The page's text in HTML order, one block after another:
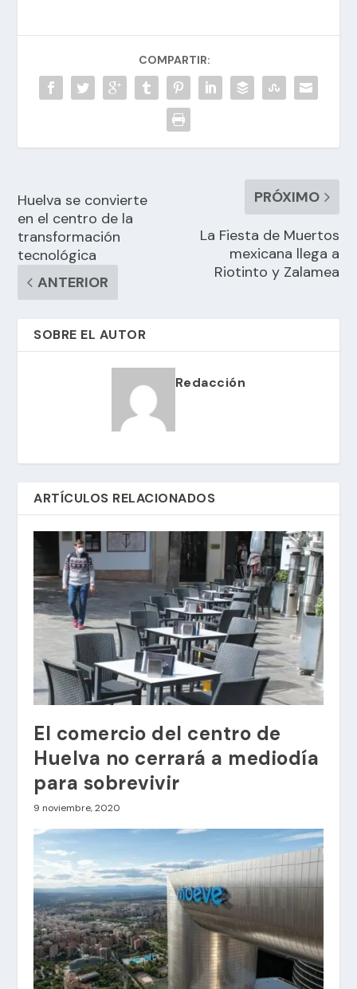
COMPARTIR:
Huelva se convierte
en el centro de la
transformación
tecnológica
ANTERIOR
PRÓXIMO
La Fiesta de Muertos
mexicana llega a
Riotinto y Zalamea
SOBRE EL AUTOR
Redacción
ARTÍCULOS RELACIONADOS
El comercio del centro de
Huelva no cerrará a mediodía
para sobrevivir
9 noviembre, 2020